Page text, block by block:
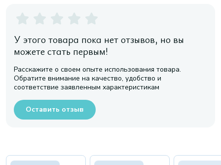
У этого товара пока нет отзывов, но вы
можете стать первым!
Расскажите о своем опыте использования товара.
Обратите внимание на качество, удобство и
соответствие заявленным характеристикам
Оставить отзыв